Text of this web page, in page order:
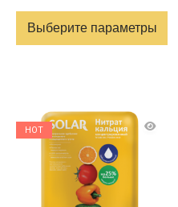
цен:
8.00 ₾
Выберите параметры
несколько
вариантов.
Опции
можно
HOT